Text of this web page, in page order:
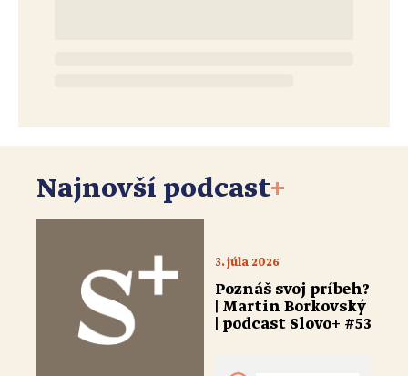
Najnovší podcast+
3. júla 2026
Poznáš svoj príbeh?
| Martin Borkovský
| podcast Slovo+ #53